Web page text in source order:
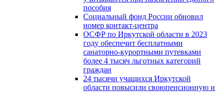
пособия
Социальный фонд России обновил
номер контакт-центра
ОСФР по Иркутской области в 2023
году обеспечит бесплатными
санаторно-курортными путевками
более 4 тысяч льготных категорий
граждан
24 тысячи учащихся Иркутской
области повысили своюпенсионную и